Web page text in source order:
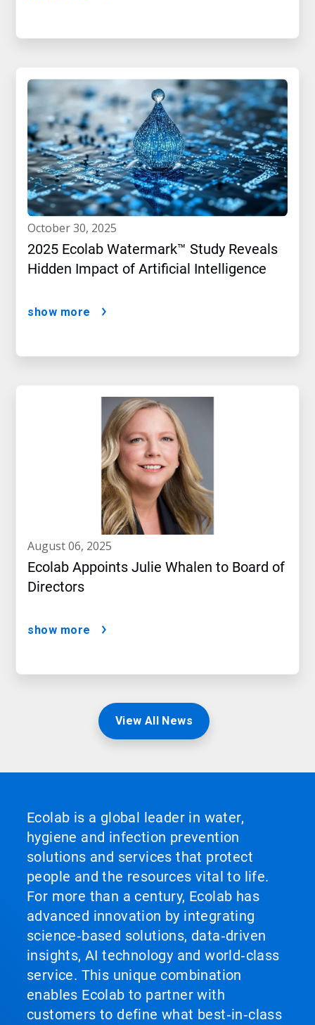
october 30, 2025
2025 Ecolab Watermark™ Study Reveals
Hidden Impact of Artificial Intelligence
show more
august 06, 2025
Ecolab Appoints Julie Whalen to Board of
Directors
show more
View All News
Ecolab is a global leader in water,
hygiene and infection prevention
solutions and services that protect
people and the resources vital to life.
For more than a century, Ecolab has
advanced innovation by integrating
science‑based solutions, data‑driven
insights, AI technology and world‑class
service. This unique combination
enables Ecolab to partner with
customers to define what best‑in‑class